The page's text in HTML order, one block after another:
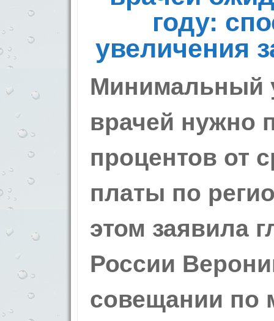
году:
увеличения
Минимальный
врачей нужно
процентов от
платы по
этом заявила
России
совещании по